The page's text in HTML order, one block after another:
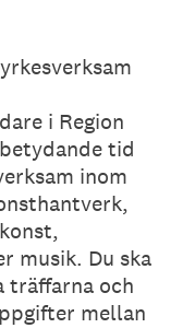
i Region
tid
inom
musik. Du ska
träffarna och
mellan